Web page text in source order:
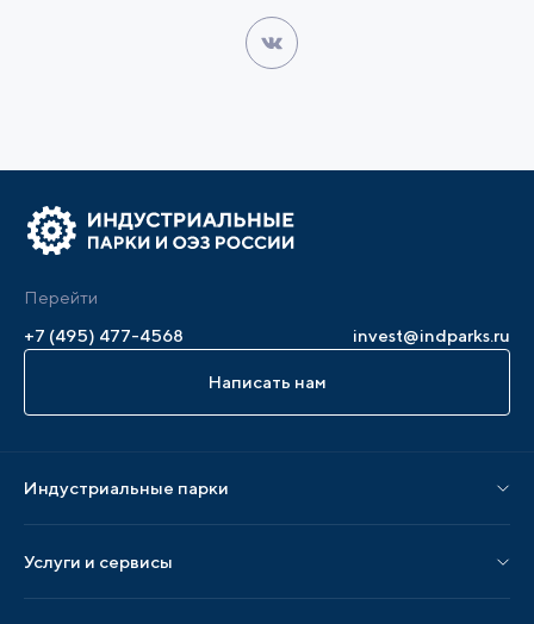
Перейти
+7 (495) 477-4568
invest@indparks.ru
Написать нам
Индустриальные парки
Парки по регионам
Услуги и сервисы